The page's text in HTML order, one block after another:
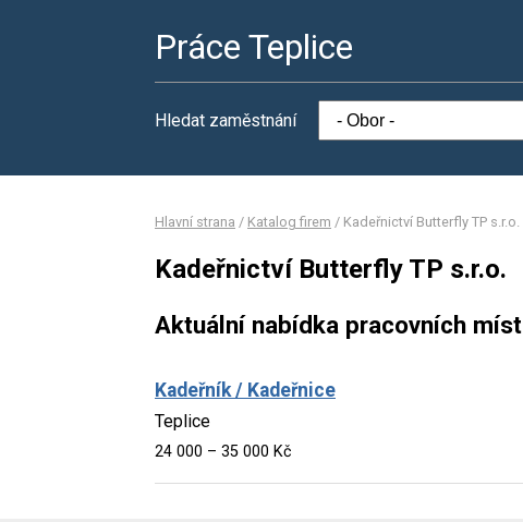
Práce Teplice
Hledat zaměstnání
Hlavní strana / Katalog firem / Kadeřnictví Butterfly TP s.r.o.
Kadeřnictví Butterfly TP s.r.o.
Aktuální nabídka pracovních míst
Kadeřník / Kadeřnice
Teplice
24 000 – 35 000 Kč